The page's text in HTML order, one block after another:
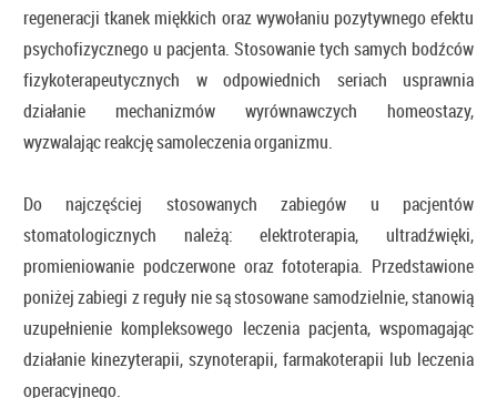
regeneracji tkanek miękkich oraz wywołaniu pozytywnego efektu
psychofizycznego u pacjenta. Stosowanie tych samych bodźców
fizykoterapeutycznych w odpowiednich seriach usprawnia
działanie mechanizmów wyrównawczych homeostazy,
wyzwalając reakcję samoleczenia organizmu.
Do najczęściej stosowanych zabiegów u pacjentów
stomatologicznych należą: elektroterapia, ultradźwięki,
promieniowanie podczerwone oraz fototerapia. Przedstawione
poniżej zabiegi z reguły nie są stosowane samodzielnie, stanowią
uzupełnienie kompleksowego leczenia pacjenta, wspomagając
działanie kinezyterapii, szynoterapii, farmakoterapii lub leczenia
operacyjnego.